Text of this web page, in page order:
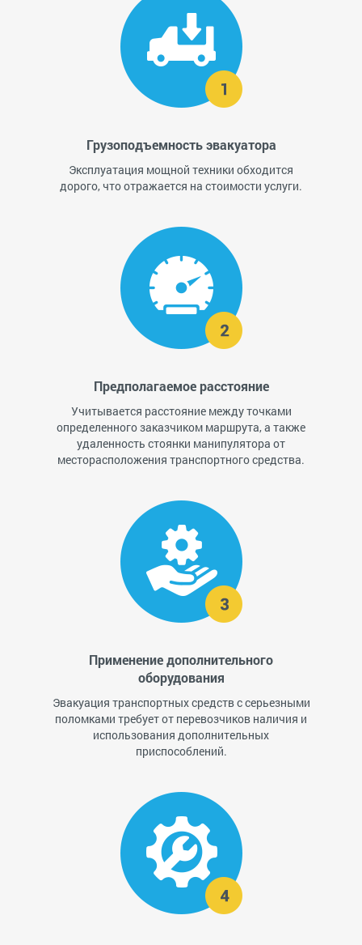
Грузоподъемность эвакуатора
Эксплуатация мощной техники обходится
дорого, что отражается на стоимости услуги.
Предполагаемое расстояние
Учитывается расстояние между точками
определенного заказчиком маршрута, а также
удаленность стоянки манипулятора от
месторасположения транспортного средства.
Применение дополнительного
оборудования
Эвакуация транспортных средств с серьезными
поломками требует от перевозчиков наличия и
использования дополнительных
приспособлений.